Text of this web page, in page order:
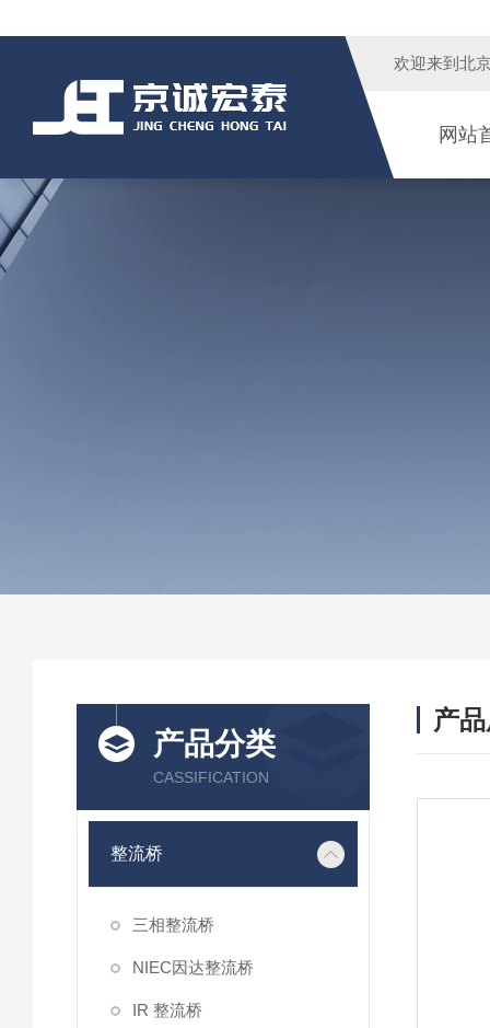
欢迎来到 北
网站
产品分类
CASSIFICATION
整流桥
三相整流桥
NIEC因达整流桥
IR 整流桥
产